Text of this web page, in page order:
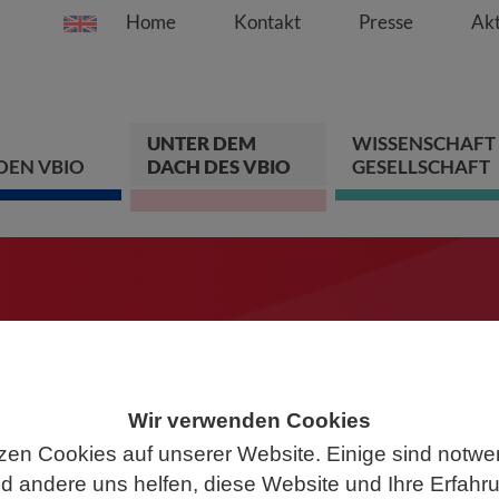
Wir verwenden Cookies
Cookies auf unserer Website. Einige sind
andere uns helfen, diese Website und Ihre
Springe direkt zu:
Zum Hauptinhalt
Zur Hauptnavigation
Zur Footer-
Home Kontakt Presse
VBIO
UNTER DEM
DACH DES VBIO
WISSENSCHAFT
GESELLSCHAFT
Sie mit!